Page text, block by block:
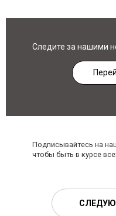
Следите за нашими
Подписывайтесь на
чтобы быть в курсе